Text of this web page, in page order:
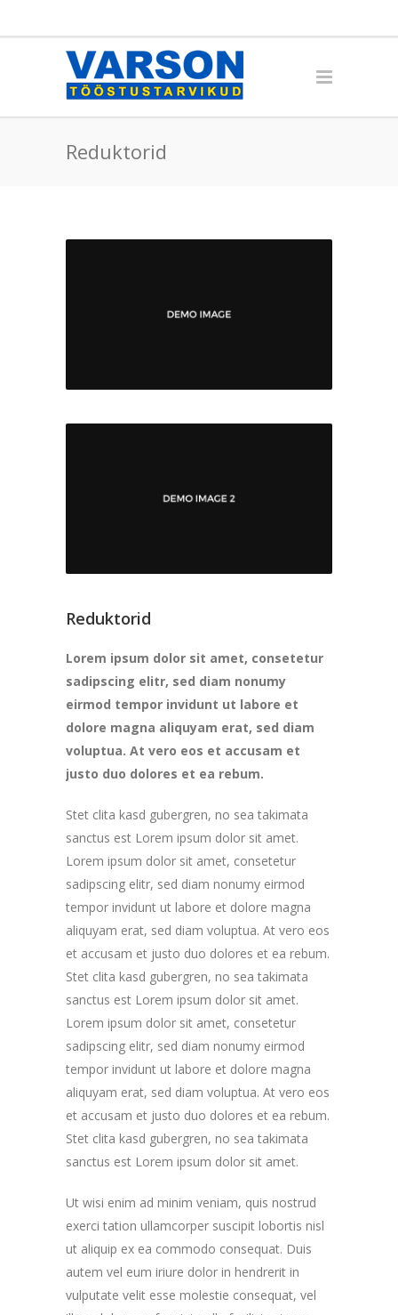
Reduktorid
Reduktorid
Lorem ipsum dolor sit amet, consetetur
sadipscing elitr, sed diam nonumy
eirmod tempor invidunt ut labore et
dolore magna aliquyam erat, sed diam
voluptua. At vero eos et accusam et
justo duo dolores et ea rebum.
Stet clita kasd gubergren, no sea takimata
sanctus est Lorem ipsum dolor sit amet.
Lorem ipsum dolor sit amet, consetetur
sadipscing elitr, sed diam nonumy eirmod
tempor invidunt ut labore et dolore magna
aliquyam erat, sed diam voluptua. At vero eos
et accusam et justo duo dolores et ea rebum.
Stet clita kasd gubergren, no sea takimata
sanctus est Lorem ipsum dolor sit amet.
Lorem ipsum dolor sit amet, consetetur
sadipscing elitr, sed diam nonumy eirmod
tempor invidunt ut labore et dolore magna
aliquyam erat, sed diam voluptua. At vero eos
et accusam et justo duo dolores et ea rebum.
Stet clita kasd gubergren, no sea takimata
sanctus est Lorem ipsum dolor sit amet.
Ut wisi enim ad minim veniam, quis nostrud
exerci tation ullamcorper suscipit lobortis nisl
ut aliquip ex ea commodo consequat. Duis
autem vel eum iriure dolor in hendrerit in
vulputate velit esse molestie consequat, vel